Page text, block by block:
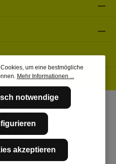
zzgl.Versandkosten
um eine bestmögliche
Mehr Informationen ...
notwendige
akzeptieren